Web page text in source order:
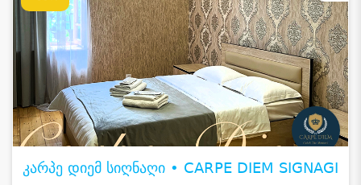
კარპე დიემ სიღნაღი • CARPE DIEM SIGNAGI